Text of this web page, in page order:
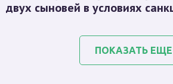
двух сыновей в условиях
ПОКАЗАТЬ ЕЩЕ